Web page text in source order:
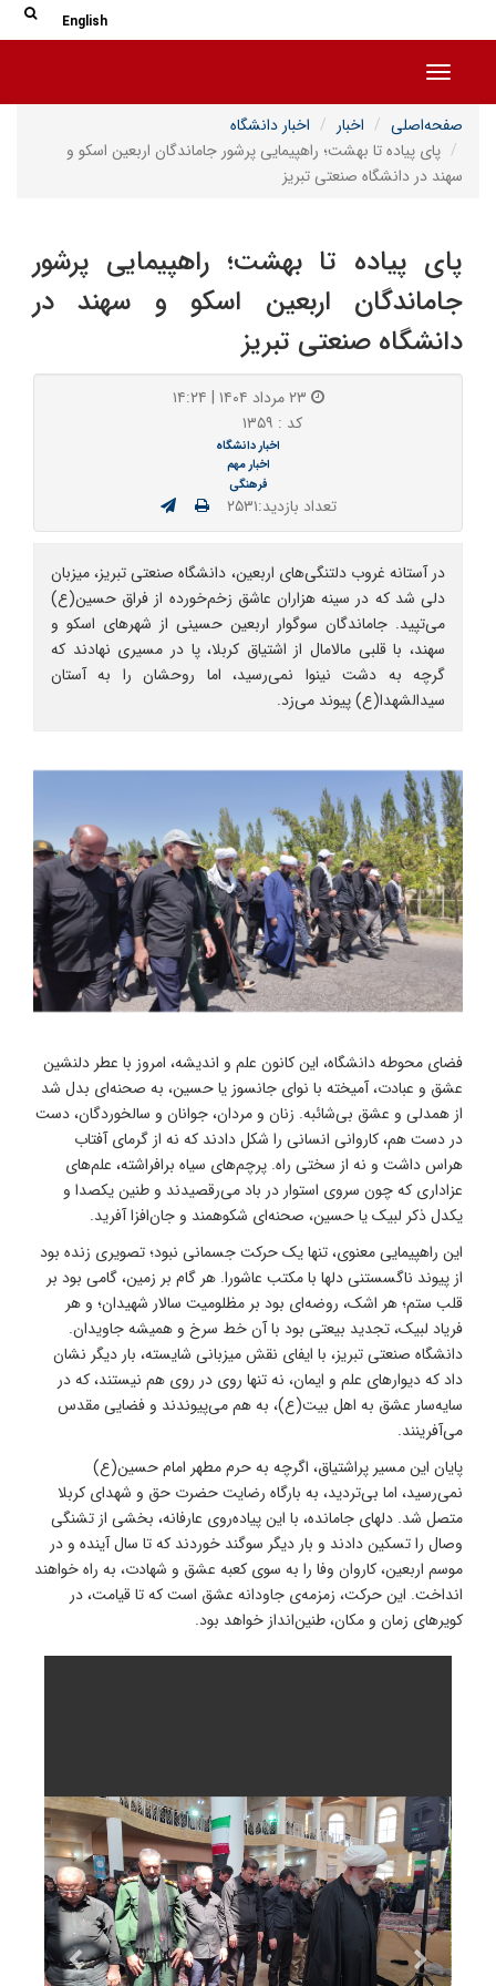
English
Toggle navigation
صفحه‌اصلی اخبار
اخبار دانشگاه
پای پیاده تا بهشت؛ راهپیمایی پرشور جاماندگان اربعین اسکو و
سهند در دانشگاه صنعتی تبریز
پای پیاده تا بهشت؛ راهپیمایی پرشور
جاماندگان اربعین اسکو و سهند در
دانشگاه صنعتی تبریز
کد : ۱۳۵۹
اخبار دانشگاه
اخبار مهم
فرهنگی
تعداد بازدید:۲۵۳۱
در آستانه غروب دلتنگی‌های اربعین، دانشگاه صنعتی تبریز، میزبان
دلی شد که در سینه هزاران عاشق زخم‌خورده از فراق حسین(ع)
می‌تپید. جاماندگان سوگوار اربعین حسینی از شهرهای اسکو و
سهند، با قلبی مالامال از اشتیاق کربلا، پا در مسیری نهادند که
گرچه به دشت نینوا نمی‌رسید، اما روحشان را به آستان
سیدالشهدا(ع) پیوند می‌زد.
فضای محوطه دانشگاه، این کانون علم و اندیشه، امروز با عطر دلنشین
عشق و عبادت، آمیخته با نوای جانسوز یا حسین، به صحنه‌ای بدل شد
از همدلی و عشق بی‌شائبه. زنان و مردان، جوانان و سالخوردگان، دست
در دست هم، کاروانی انسانی را شکل دادند که نه از گرمای آفتاب
هراس داشت و نه از سختی راه. پرچم‌های سیاه برافراشته، علم‌های
عزاداری که چون سروی استوار در باد می‌رقصیدند و طنین یکصدا و
یکدل ذکر لبیک یا حسین، صحنه‌ای شکوهمند و جان‌افزا آفرید.
این راهپیمایی معنوی، تنها یک حرکت جسمانی نبود؛ تصویری زنده بود
از پیوند ناگسستنی دلها با مکتب عاشورا. هر گام بر زمین، گامی بود بر
قلب ستم؛ هر اشک، روضه‌ای بود بر مظلومیت سالار شهیدان؛ و هر
فریاد لبیک، تجدید بیعتی بود با آن خط سرخ و همیشه جاویدان.
دانشگاه صنعتی تبریز، با ایفای نقش میزبانی شایسته، بار دیگر نشان
داد که دیوارهای علم و ایمان، نه تنها روی در روی هم نیستند، که در
سایه‌سار عشق به اهل بیت(ع)، به هم می‌پیوندند و فضایی مقدس
می‌آفرینند.
پایان این مسیر پراشتیاق، اگرچه به حرم مطهر امام حسین(ع)
نمی‌رسید، اما بی‌تردید، به بارگاه رضایت حضرت حق و شهدای کربلا
متصل شد. دلهای جامانده، با این پیاده‌روی عارفانه، بخشی از تشنگی
وصال را تسکین دادند و بار دیگر سوگند خوردند که تا سال آینده و در
موسم اربعین، کاروان وفا را به سوی کعبه عشق و شهادت، به راه خواهند
انداخت. این حرکت، زمزمه‌ی جاودانه عشق است که تا قیامت، در
کویرهای زمان و مکان، طنین‌انداز خواهد بود.